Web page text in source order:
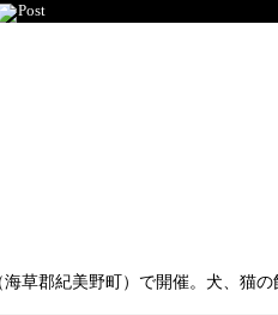
Post
草郡紀美野町）で開催。犬、猫